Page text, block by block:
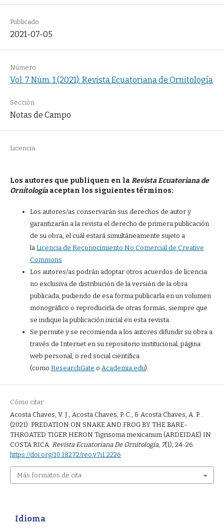
Publicado
2021-07-05
Número
Vol. 7 Núm. 1 (2021): Revista Ecuatoriana de Ornitología
Sección
Notas de Campo
Licencia
Los autores que publiquen en la Revista Ecuatoriana de
Ornitologíaaceptan los siguientes términos:
Los autores/as conservarán sus derechos de autor y
garantizarán a la revista el derecho de primera publicación
de su obra, el cuál estará simultáneamente sujeto a
la Licencia de Reconocimiento No Comercial de Creative
Commons.
Los autores/as podrán adoptar otros acuerdos de licencia
no exclusiva de distribución de la versión de la obra
publicada, pudiendo de esa forma publicarla en un volumen
monográfico o reproducirla de otras formas, siempre que
se indique la publicación inicial en esta revista.
Se permite y se recomienda a los autores difundir su obra a
través de Internet en su repositorio institucional, página
web personal, o red social científica
(como ResearchGate o Academia.edu).
Cómo citar
Acosta Chaves, V. J., Acosta Chaves, P. C., & Acosta Chaves, A. P. .
(2021). PREDATION ON SNAKE AND FROG BY THE BARE-
THROATED TIGER HERON Tigrisoma mexicanum (ARDEIDAE) IN
COSTA RICA. Revista Ecuatoriana De Ornitología, 7(1), 24-26.
https://doi.org/10.18272/reo.v7i1.2226
Más formatos de cita
Idioma